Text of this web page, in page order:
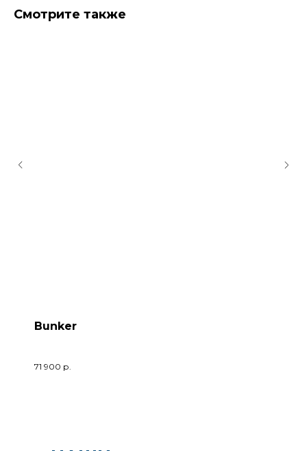
Смотрите также
Bunker
71 900 р.